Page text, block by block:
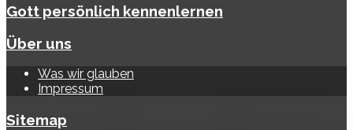
Gott persönlich kennenlernen
Über uns
Was wir glauben
Impressum
Sitemap